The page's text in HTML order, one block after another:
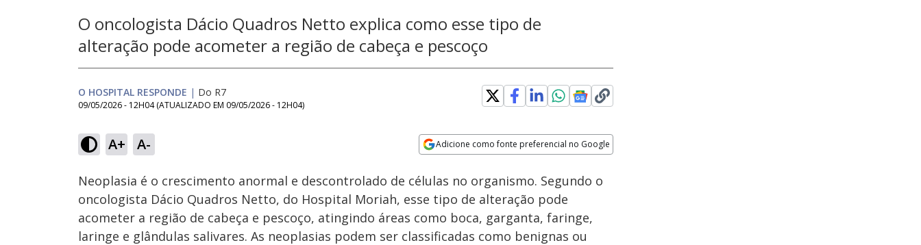
O oncologista Dácio Quadros Netto explica como esse tipo de
alteração pode acometer a região de cabeça e pescoço
O HOSPITAL RESPONDE | Do R7
09/05/2026 - 12H04 (ATUALIZADO EM 09/05/2026 - 12H04)
A+ A- Adicione como fonte preferencial no Google
entenda para que serve e
quando é indicado | O
Hospital Responde
Ativar
Som
Velocidade
Neoplasia é o crescimento anormal e descontrolado de células no organismo. Segundo o
oncologista Dácio Quadros Netto, do Hospital Moriah, esse tipo de alteração pode
acometer a região de cabeça e pescoço, atingindo áreas como boca, garganta, faringe,
laringe e glândulas salivares. As neoplasias podem ser classificadas como benignas ou